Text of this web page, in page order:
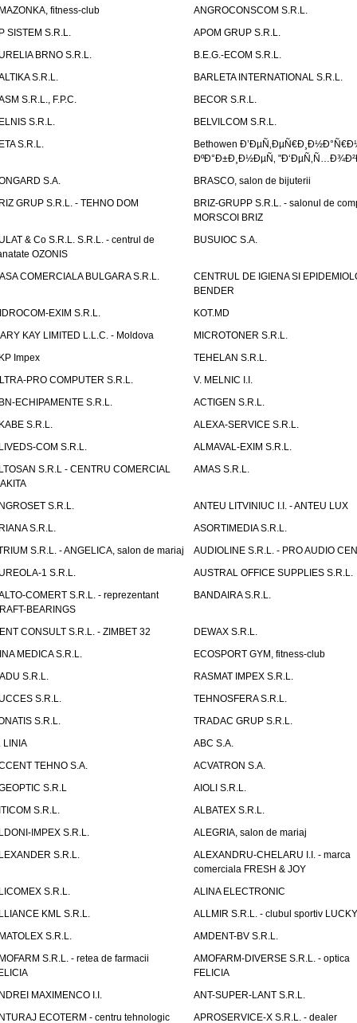
fitness-club
ANGROCONSCOM S.R.L.
SISTEM S.R.L.
APOM GRUP S.R.L.
BRNO S.R.L.
B.E.G.-ECOM S.R.L.
S.R.L.
BARLETA INTERNATIONAL S.R.L.
S.R.L., F.P.C.
BECOR S.R.L.
S.R.L.
BELVILCOM S.R.L.
S.R.L.
Bethowen
ÐºÐ°Ð±Ð¸Ð½ÐµÑ‚
S.A.
BRASCO, salon de bijuterii
GRUP S.R.L. - TEHNO DOM
BRIZ-GRUPP S.R.L. - salonul de
MORSCOI BRIZ
& Co S.R.L. S.R.L. - centrul de
OZONIS
BUSUIOC S.A.
COMERCIALA BULGARA S.R.L.
CENTRUL DE IGIENA SI
BENDER
EXIM S.R.L.
KOT.MD
KAY LIMITED L.L.C. - Moldova
MICROTONER S.R.L.
Impex
TEHELAN S.R.L.
PRO COMPUTER S.R.L.
V. MELNIC I.I.
ECHIPAMENTE S.R.L.
ACTIGEN S.R.L.
S.R.L.
ALEXA-SERVICE S.R.L.
COM S.R.L.
ALMAVAL-EXIM S.R.L.
S.R.L - CENTRU COMERCIAL
AMAS S.R.L.
S.R.L.
ANTEU LITVINIUC I.I. - ANTEU LUX
S.R.L.
ASORTIMEDIA S.R.L.
S.R.L. - ANGELICA, salon de mariaj
AUDIOLINE S.R.L. - PRO AUDIO
1 S.R.L.
AUSTRAL OFFICE SUPPLIES S.R.L.
COMERT S.R.L. - reprezentant
BEARINGS
BANDAIRA S.R.L.
CONSULT S.R.L. - ZIMBET 32
DEWAX S.R.L.
MEDICA S.R.L.
ECOSPORT GYM, fitness-club
S.R.L.
RASMAT IMPEX S.R.L.
S.R.L.
TEHNOSFERA S.R.L.
S.R.L.
TRADAC GRUP S.R.L.
LINIA
ABC S.A.
TEHNO S.A.
ACVATRON S.A.
S.R.L
AIOLI S.R.L.
S.R.L.
ALBATEX S.R.L.
IMPEX S.R.L.
ALEGRIA, salon de mariaj
S.R.L.
ALEXANDRU-CHELARU I.I. - marca
comerciala FRESH & JOY
S.R.L.
ALINA ELECTRONIC
KML S.R.L.
ALLMIR S.R.L. - clubul sportiv
S.R.L.
AMDENT-BV S.R.L.
S.R.L. - retea de farmacii
AMOFARM-DIVERSE S.R.L. - optica
FELICIA
MAXIMENCO I.I.
ANT-SUPER-LANT S.R.L.
ECOTERM - centru tehnologic
APROSERVICE-X S.R.L. - dealer